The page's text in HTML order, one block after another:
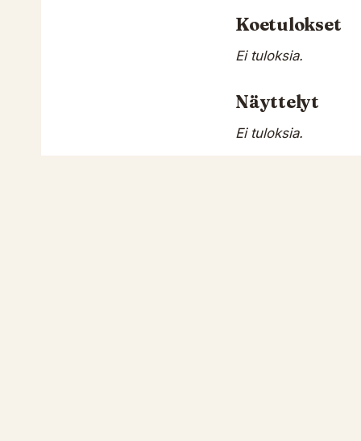
Koetulokset
Ei tuloksia.
Näyttelyt
Ei tuloksia.